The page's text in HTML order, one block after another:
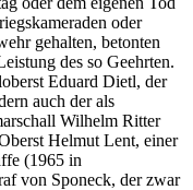
oder
gehalten, betonten
des so Geehrten.
Eduard Dietl, der
auch der als
Wilhelm Ritter
Helmut Lent, einer
(1965 in
von Sponeck, der zwar